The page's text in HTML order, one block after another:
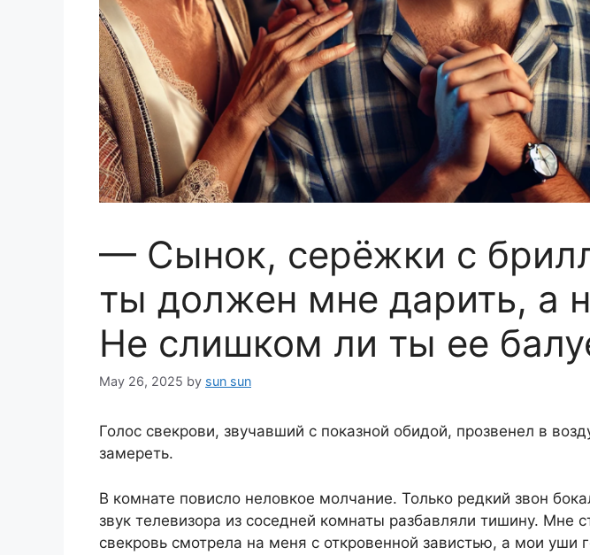
— Сынок, серёжки с
ты должен мне дарить, а
Не слишком ли ты ее
May 26, 2025 by sun sun
Голос свекрови, звучавший с показной обидой, прозвенел в
замереть.
В комнате повисло неловкое молчание. Только редкий звон
звук телевизора из соседней комнаты разбавляли тишину. Мне
свекровь смотрела на меня с откровенной завистью, а мои уши